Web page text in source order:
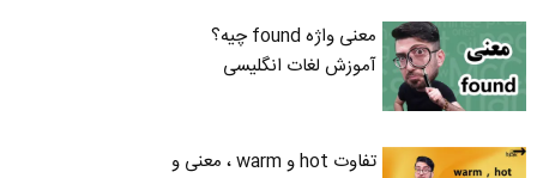
معنی واژه found چیه؟
آموزش لغات انگلیسی
تفاوت hot و warm ، معنی و